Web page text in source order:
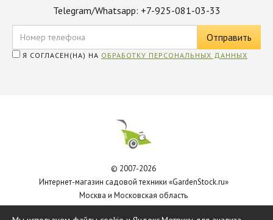
Telegram/Whatsapp: +7-925-081-03-33
Я СОГЛАСЕН(НА) НА ОБРАБОТКУ ПЕРСОНАЛЬНЫХ ДАННЫХ
© 2007-2026
Интернет-магазин садовой техники «GardenStock.ru»
Москва и Московская область